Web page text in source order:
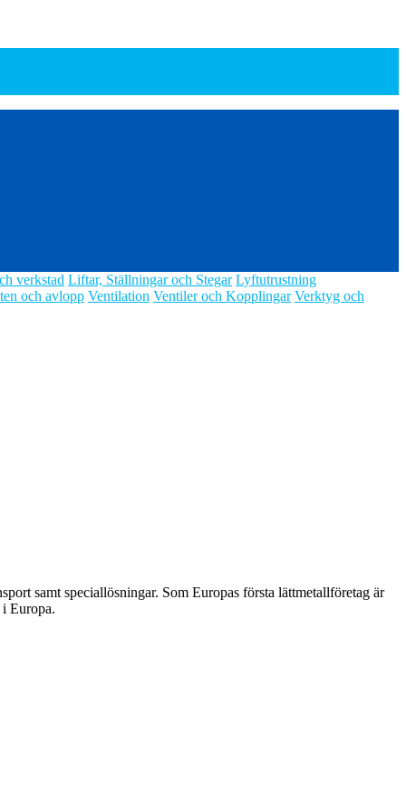
verkstad Liftar, Ställningar och Stegar Lyftutrustning
och avlopp Ventilation Ventiler och Kopplingar Verktyg och
samt speciallösningar. Som Europas första lättmetallföretag är
Europa.